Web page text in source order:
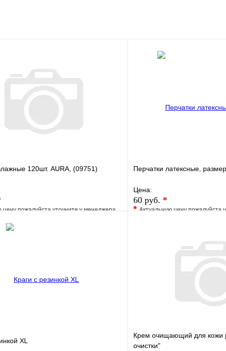
Запросить цену
120шт. AURA, (09751)
цену пожалуйста уточните у менеджера
Перчатки латексные,
Цена:
60 руб. *
*Актуальную цену пожалуйста
XL
Крем очищающий для кожи
очистки"